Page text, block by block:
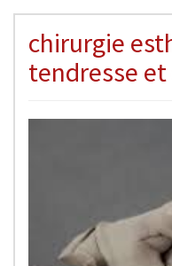
chirurgie
tendresse